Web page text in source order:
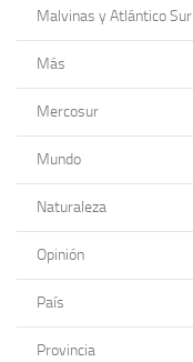
Malvinas y Atlántico Sur
Más
Mercosur
Mundo
Naturaleza
Opinión
País
Provincia